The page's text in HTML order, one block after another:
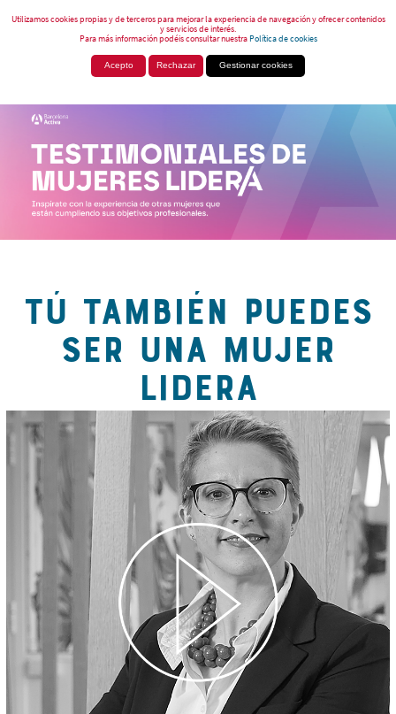
Utilizamos cookies propias y de terceros para mejorar la experiencia de navegación y ofrecer contenidos
y servicios de interés.
Para más información podéis consultar nuestraPolítica de cookies
Acepto Rechazar Gestionar cookies
TÚ TAMBIÉN PUEDES
SER UNA MUJER
LIDERA